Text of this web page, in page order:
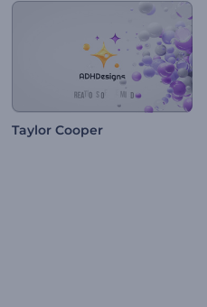
Taylor Cooper